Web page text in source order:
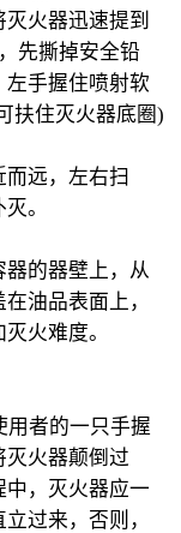
火器迅速提到
先撕掉安全铅
手握住喷射软
扶住灭火器底圈)
远，左右扫
。
的器壁上，从
油品表面上，
火难度。
用者的一只手握
火器颠倒过
中，灭火器应一
过来，否则，